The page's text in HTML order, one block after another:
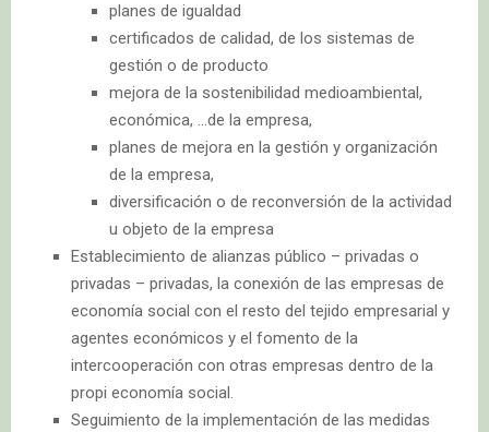
planes de igualdad
certificados de calidad, de los sistemas de
gestión o de producto
mejora de la sostenibilidad medioambiental,
económica, …de la empresa,
planes de mejora en la gestión y organización
de la empresa,
diversificación o de reconversión de la actividad
u objeto de la empresa
Establecimiento de alianzas público – privadas o
privadas – privadas, la conexión de las empresas de
economía social con el resto del tejido empresarial y
agentes económicos y el fomento de la
intercooperación con otras empresas dentro de la
propi economía social.
Seguimiento de la implementación de las medidas